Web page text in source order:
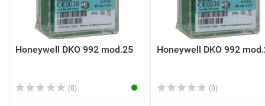
Honeywell DKO 992 mod.25
(0)
Honeywell DKO 992
(0)